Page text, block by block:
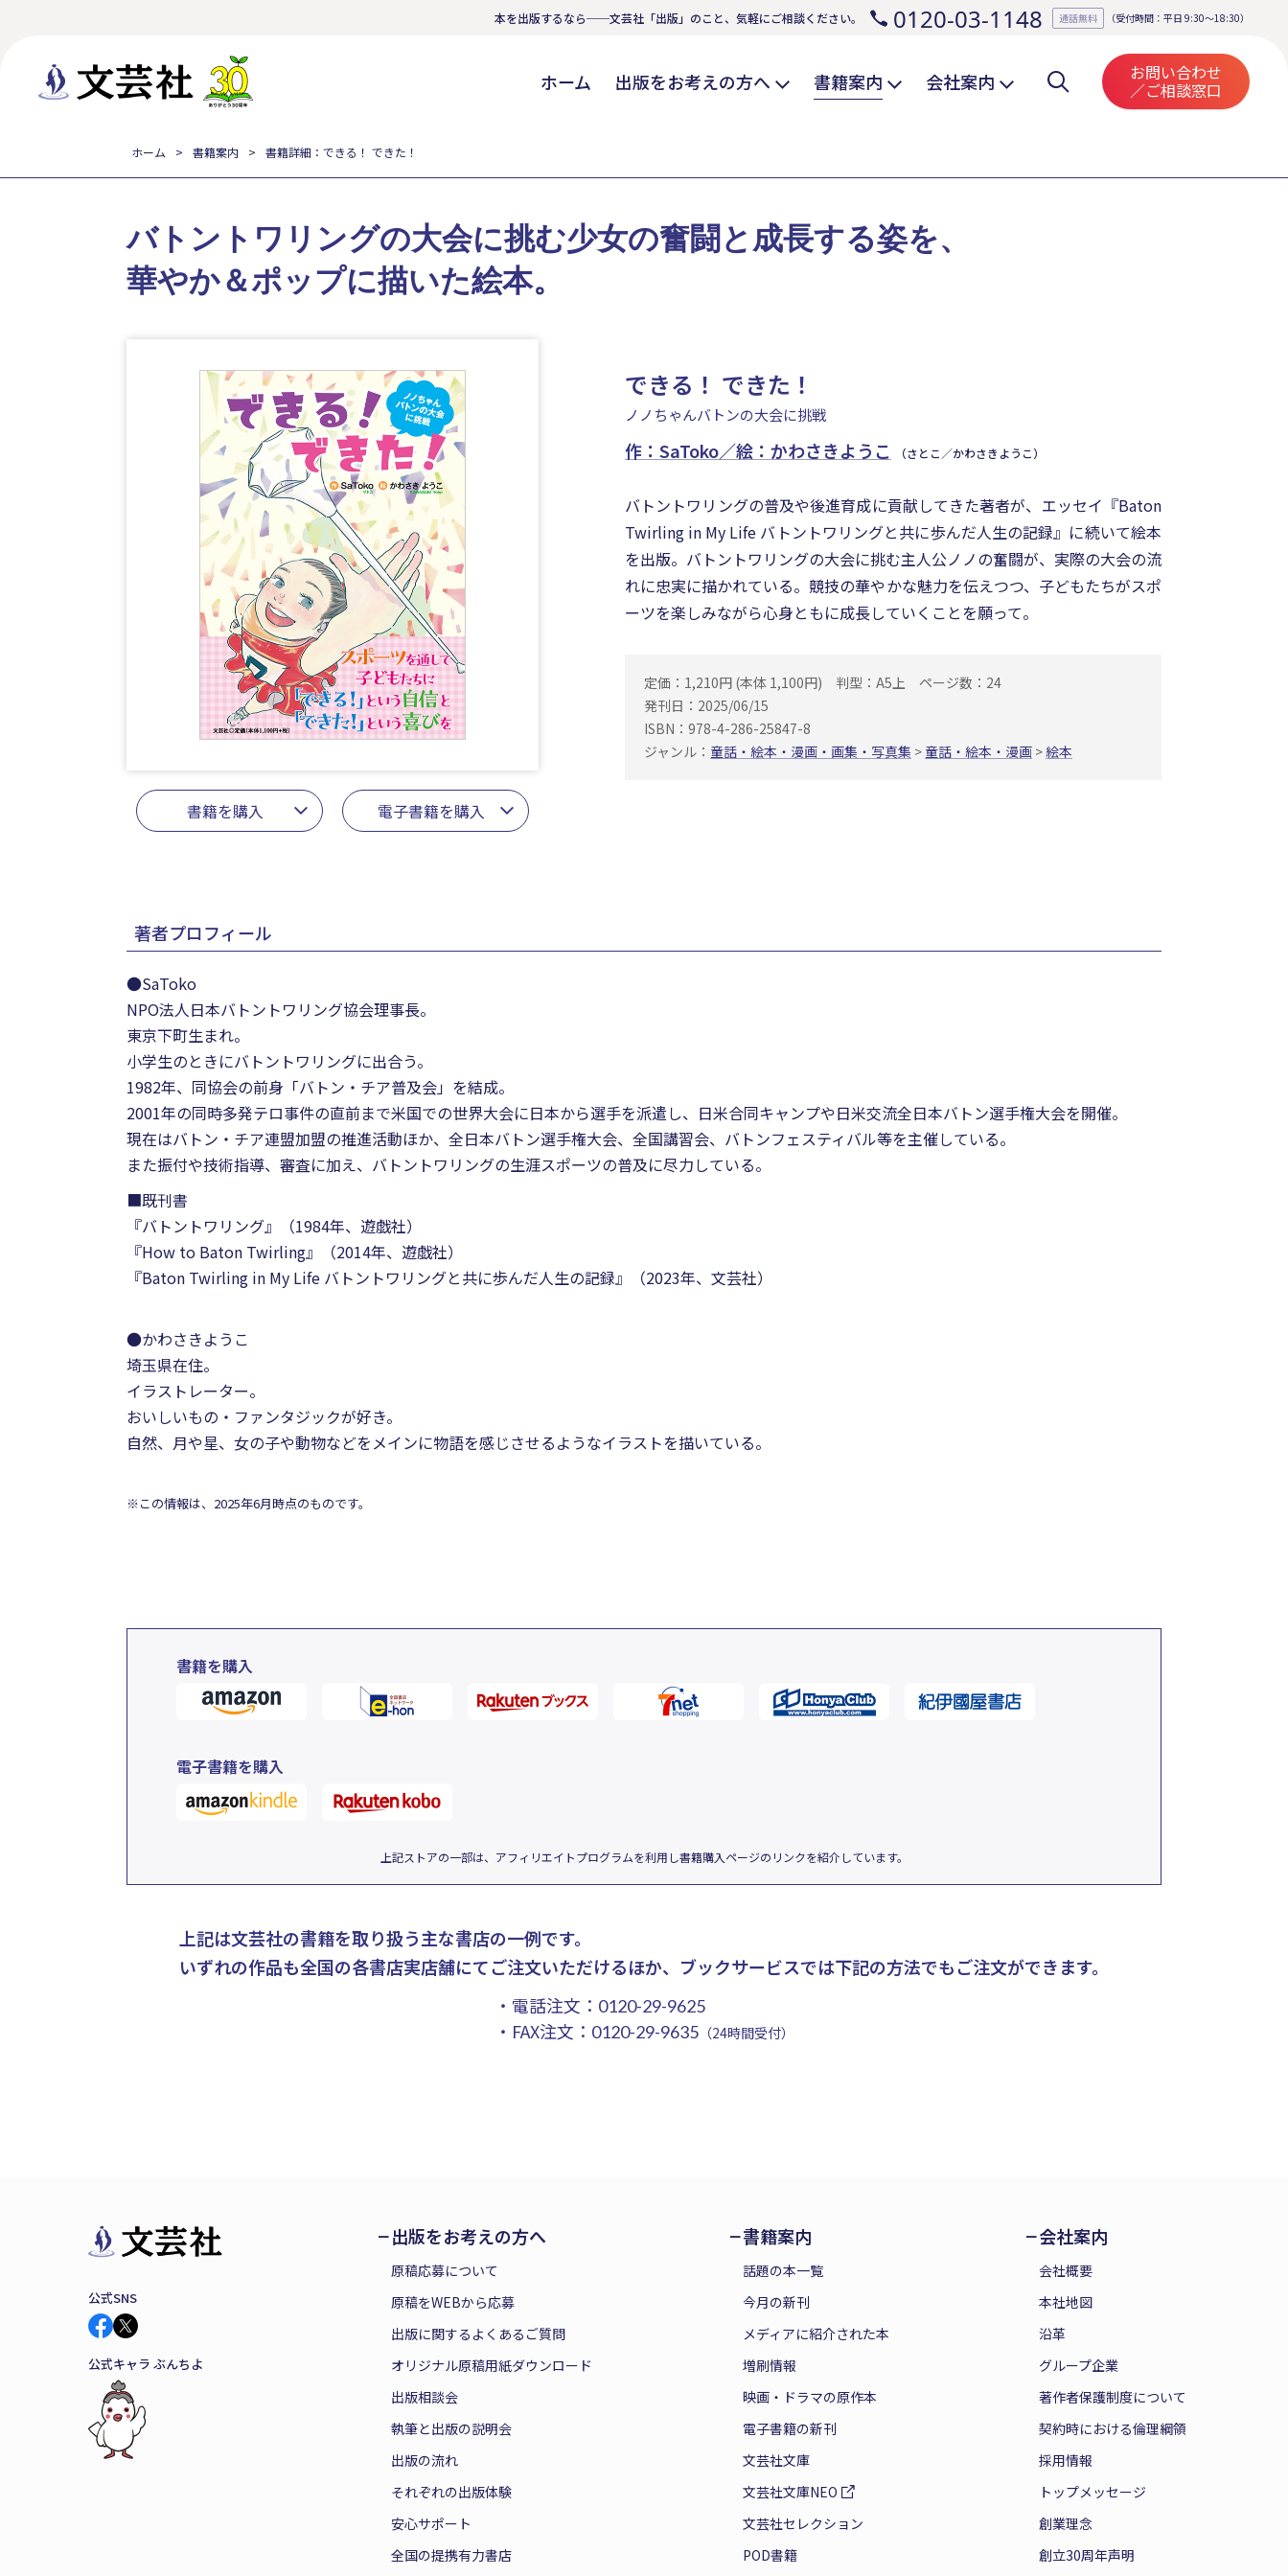
本を出版するなら──文芸社「出版」のこと、気軽にご相談ください。 0120-03-1148 通話無料 （受付時間：平日 9:30～18:30）
ホーム 出版をお考えの方へ 書籍案内 会社案内 お問い合わせ
／ご相談窓口
ホーム 書籍案内 書籍詳細：できる！ できた！
できる！ できた！
ノノちゃんバトンの大会に挑戦
作：SaToko／絵：かわさきようこ （さとこ／かわさきようこ）
書籍を購入 電子書籍を購入
バトントワリングの大会に挑む少女の奮闘と成長する姿を、
華やか＆ポップに描いた絵本。
バトントワリングの普及や後進育成に貢献してきた著者が、エッセイ『Baton
Twirling in My Life バトントワリングと共に歩んだ人生の記録』に続いて絵本
を出版。バトントワリングの大会に挑む主人公ノノの奮闘が、実際の大会の流
れに忠実に描かれている。競技の華やかな魅力を伝えつつ、子どもたちがスポ
ーツを楽しみながら心身ともに成長していくことを願って。
定価：1,210円 (本体 1,100円) 判型：A5上
ページ数：24
発刊日：2025/06/15
ISBN：978-4-286-25847-8
ジャンル： 童話・絵本・漫画・画集・写真集 > 童話・絵本・漫画 >絵本
著者プロフィール
●SaToko
NPO法人日本バトントワリング協会理事長。
東京下町生まれ。
小学生のときにバトントワリングに出合う。
1982年、同協会の前身「バトン・チア普及会」を結成。
2001年の同時多発テロ事件の直前まで米国での世界大会に日本から選手を派遣し、日米合同キャンプや日米交流全日本バトン選手権大会を開催。
現在はバトン・チア連盟加盟の推進活動ほか、全日本バトン選手権大会、全国講習会、バトンフェスティバル等を主催している。
また振付や技術指導、審査に加え、バトントワリングの生涯スポーツの普及に尽力している。
■既刊書
『バトントワリング』（1984年、遊戯社）
『How to Baton Twirling』（2014年、遊戯社）
『Baton Twirling in My Life バトントワリングと共に歩んだ人生の記録』（2023年、文芸社）
●かわさきようこ
埼玉県在住。
イラストレーター。
おいしいもの・ファンタジックが好き。
自然、月や星、女の子や動物などをメインに物語を感じさせるようなイラストを描いている。
※この情報は、2025年6月時点のものです。
書籍を購入
電子書籍を購入
上記ストアの一部は、アフィリエイトプログラムを利用し書籍購入ページのリンクを紹介しています。
上記は文芸社の書籍を取り扱う主な書店の一例です。
いずれの作品も全国の各書店実店舗にてご注文いただけるほか、ブックサービスでは下記の方法でもご注文ができます。
・電話注文： 0120-29-9625
・FAX注文： 0120-29-9635（24時間受付）
公式SNS
公式キャラ ぶんちよ
出版をお考えの方へ
原稿応募について
原稿をWEBから応募
出版に関するよくあるご質問
オリジナル原稿用紙ダウンロード
出版相談会
執筆と出版の説明会
出版の流れ
それぞれの出版体験
安心サポート
全国の提携有力書店
書籍案内
話題の本一覧
今月の新刊
メディアに紹介された本
増刷情報
映画・ドラマの原作本
電子書籍の新刊
文芸社文庫
文芸社文庫NEO
文芸社セレクション
POD書籍
会社案内
会社概要
本社地図
沿革
グループ企業
著作者保護制度について
契約時における倫理綱領
採用情報
トップメッセージ
創業理念
創立30周年声明